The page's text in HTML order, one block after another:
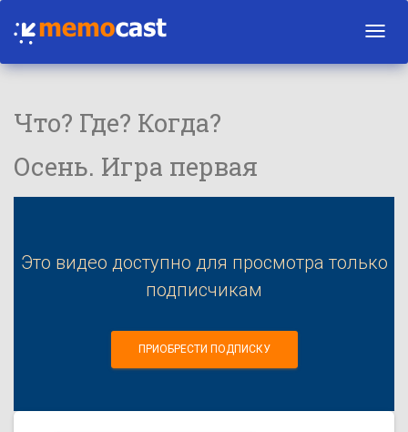
Что? Где? Когда?
Осень. Игра первая
Это видео доступно для просмотра только
подписчикам
ПРИОБРЕСТИ ПОДПИСКУ